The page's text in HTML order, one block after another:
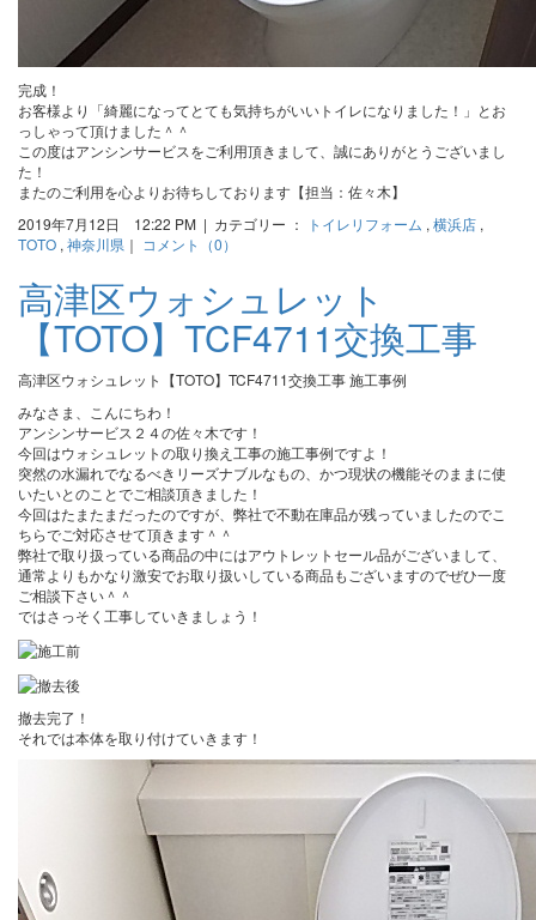
完成！
お客様より「綺麗になってとても気持ちがいいトイレになりました！」とお
っしゃって頂けました＾＾
この度はアンシンサービスをご利用頂きまして、誠にありがとうございまし
た！
またのご利用を心よりお待ちしております【担当：佐々木】
2019年7月12日 12:22 PM | カテゴリー ：
トイレリフォーム , 横浜店 ,
TOTO , 神奈川県 ｜ コメント（0）
高津区ウォシュレット
【TOTO】TCF4711交換工事
高津区ウォシュレット【TOTO】TCF4711交換工事 施工事例
みなさま、こんにちわ！
アンシンサービス２４の佐々木です！
今回はウォシュレットの取り換え工事の施工事例ですよ！
突然の水漏れでなるべきリーズナブルなもの、かつ現状の機能そのままに使
いたいとのことでご相談頂きました！
今回はたまたまだったのですが、弊社で不動在庫品が残っていましたのでこ
ちらでご対応させて頂きます＾＾
弊社で取り扱っている商品の中にはアウトレットセール品がございまして、
通常よりもかなり激安でお取り扱いしている商品もございますのでぜひ一度
ご相談下さい＾＾
ではさっそく工事していきましょう！
撤去完了！
それでは本体を取り付けていきます！